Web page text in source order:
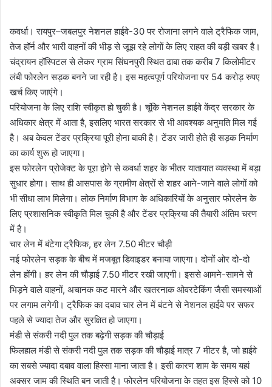
कवर्धा। रायपुर–जबलपुर नेशनल हाईवे-30 पर रोजाना लगने वाले ट्रैफिक जाम,
तेज हॉर्न और भारी वाहनों की भीड़ से जूझ रहे लोगों के लिए राहत की बड़ी खबर है।
चंद्रायन हॉस्पिटल से लेकर ग्राम सिंघनपुरी स्थित ढाबा तक करीब 7 किलोमीटर
लंबी फोरलेन सड़क बनने जा रही है। इस महत्वपूर्ण परियोजना पर 54 करोड़ रुपए
खर्च किए जाएंगे।
परियोजना के लिए राशि स्वीकृत हो चुकी है। चूंकि नेशनल हाईवे केंद्र सरकार के
अधिकार क्षेत्र में आता है, इसलिए भारत सरकार से भी आवश्यक अनुमति मिल गई
है। अब केवल टेंडर प्रक्रिया पूरी होना बाकी है। टेंडर जारी होते ही सड़क निर्माण
का कार्य शुरू हो जाएगा।
इस फोरलेन प्रोजेक्ट के पूरा होने से कवर्धा शहर के भीतर यातायात व्यवस्था में बड़ा
सुधार होगा। साथ ही आसपास के ग्रामीण क्षेत्रों से शहर आने-जाने वाले लोगों को
भी सीधा लाभ मिलेगा। लोक निर्माण विभाग के अधिकारियों के अनुसार फोरलेन के
लिए प्रशासनिक स्वीकृति मिल चुकी है और टेंडर प्रक्रिया की तैयारी अंतिम चरण
में है।
चार लेन में बंटेगा ट्रैफिक, हर लेन 7.50 मीटर चौड़ी
नई फोरलेन सड़क के बीच में मजबूत डिवाइडर बनाया जाएगा। दोनों ओर दो-दो
लेन होंगी। हर लेन की चौड़ाई 7.50 मीटर रखी जाएगी। इससे आमने-सामने से
भिड़ने वाले वाहनों, अचानक कट मारने और खतरनाक ओवरटेकिंग जैसी समस्याओं
पर लगाम लगेगी। ट्रैफिक का दबाव चार लेन में बंटने से नेशनल हाईवे पर सफर
पहले से ज्यादा तेज और सुरक्षित हो जाएगा।
मंडी से संकरी नदी पुल तक बढ़ेगी सड़क की चौड़ाई
फिलहाल मंडी से संकरी नदी पुल तक सड़क की चौड़ाई मात्र 7 मीटर है, जो हाईवे
का सबसे ज्यादा दबाव वाला हिस्सा माना जाता है। इसी कारण शाम के समय यहां
अक्सर जाम की स्थिति बन जाती है। फोरलेन परियोजना के तहत इस हिस्से को 10